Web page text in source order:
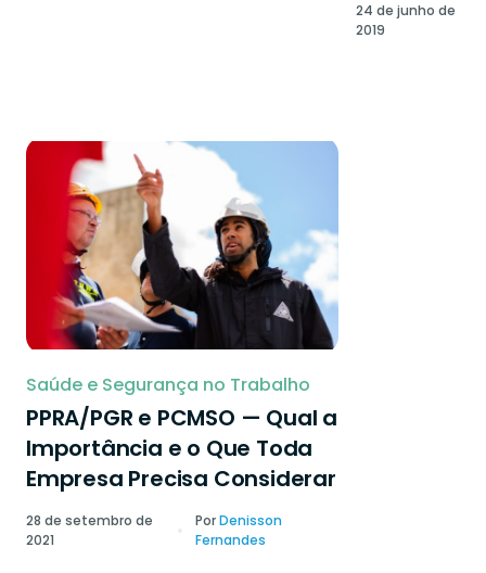
24 de junho de
2019
Saúde e Segurança no Trabalho
PPRA/PGR e PCMSO — Qual a
Importância e o Que Toda
Empresa Precisa Considerar
28 de setembro de
2021
PorDenisson
Fernandes